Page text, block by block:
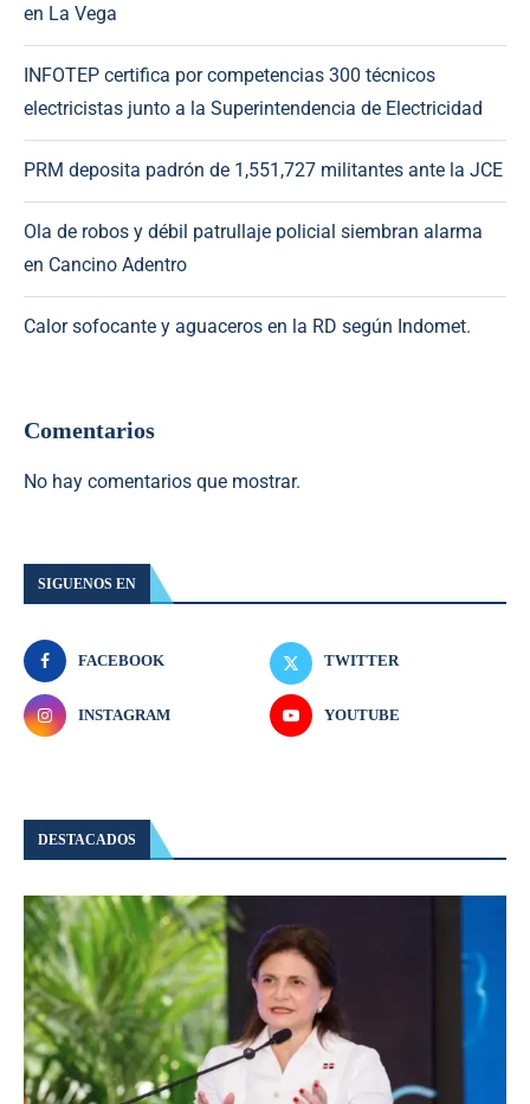
en La Vega
INFOTEP certifica por competencias 300 técnicos
electricistas junto a la Superintendencia de Electricidad
PRM deposita padrón de 1,551,727 militantes ante la JCE
Ola de robos y débil patrullaje policial siembran alarma
en Cancino Adentro
Calor sofocante y aguaceros en la RD según Indomet.
Comentarios
No hay comentarios que mostrar.
SIGUENOS EN
FACEBOOK TWITTER
INSTAGRAM YOUTUBE
DESTACADOS